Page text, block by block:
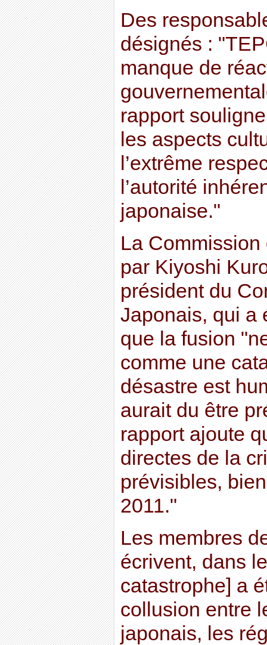
Des
désignés :
manque de
rapport
les aspects
l’extrême
l’autorité
japonaise."
La Commission
par Kiyoshi
président du
Japonais, qui a
que la fusion
comme une
désastre est
aurait du être
rapport ajoute
directes de la
prévisibles,
2011."
Les membres
écrivent, dans
catastrophe] a
collusion entre
japonais, les